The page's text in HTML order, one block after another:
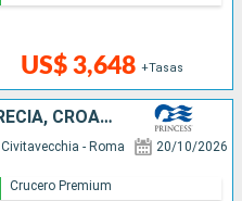
US$ 3,648 +Tasas
MALTA, ITALIA, TURQUÍA, GRECIA, CROACIA, MONTENEGRO
Civitavecchia - Roma 20/10/2026
Crucero Premium